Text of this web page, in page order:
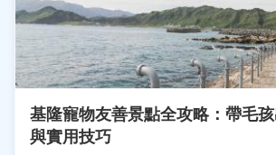
基隆寵物友善景點全攻略：帶毛
與實用技巧